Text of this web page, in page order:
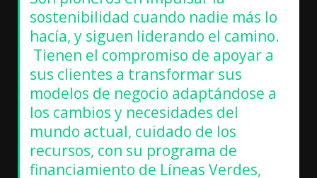
sostenibilidad cuando nadie más lo
hacía, y siguen liderando el camino.
Tienen el compromiso de apoyar a
sus clientes a transformar sus
modelos de negocio adaptándose a
los cambios y necesidades del
mundo actual, cuidado de los
recursos, con su programa de
financiamiento de Líneas Verdes,